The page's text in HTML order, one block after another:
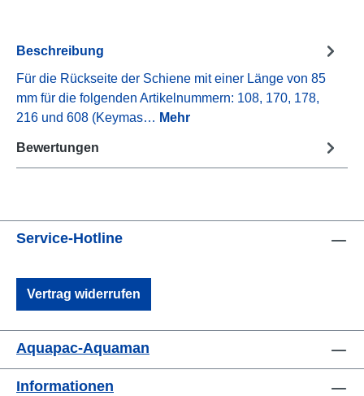
Beschreibung
Für die Rückseite der Schiene mit einer Länge von 85
mm für die folgenden Artikelnummern: 108, 170, 178,
216 und 608 (Keymas… Mehr
Bewertungen
Service-Hotline
Vertrag widerrufen
Aquapac-Aquaman
Informationen